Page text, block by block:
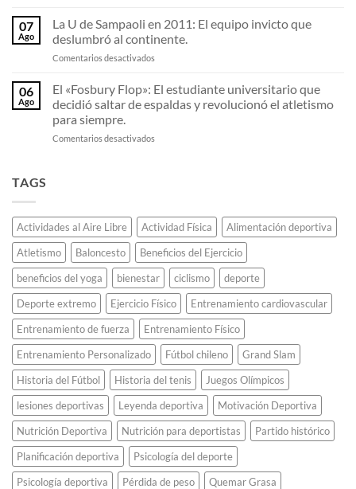
chileno.
Olimpiadas
en
avión
la
llama
olímpica
que
resortes
Por
qué
zapatillas
fibra
carbono
de
maratón.
07
Ago
La U de Sampaoli en 2011: El equipo invicto que
deslumbró al continente.
Comentarios desactivados
U
Sampaoli
2011:
al
continente.
06
Ago
El «Fosbury Flop»: El estudiante universitario que
decidió saltar de espaldas y revolucionó el atletismo
para siempre.
Comentarios desactivados
universitario
que
decidió
saltar
espaldas
y
revolucionó
el
atletismo
para
siempre.
TAGS
Actividades al Aire Libre Actividad Física
Alimentación deportiva
Atletismo
Baloncesto
Beneficios del Ejercicio
beneficios del yoga
bienestar ciclismo
deporte
Deporte extremo
Ejercicio Físico
Entrenamiento cardiovascular
Entrenamiento de fuerza
Entrenamiento Físico
Entrenamiento Personalizado
Fútbol chileno
Grand Slam
Historia del Fútbol
Historia del tenis
Juegos Olímpicos
lesiones deportivas
Leyenda deportiva
Motivación Deportiva
Nutrición Deportiva
Nutrición para deportistas
Partido histórico
Planificación deportiva
Psicología del deporte
Psicología deportiva
Pérdida de peso
Quemar Grasa